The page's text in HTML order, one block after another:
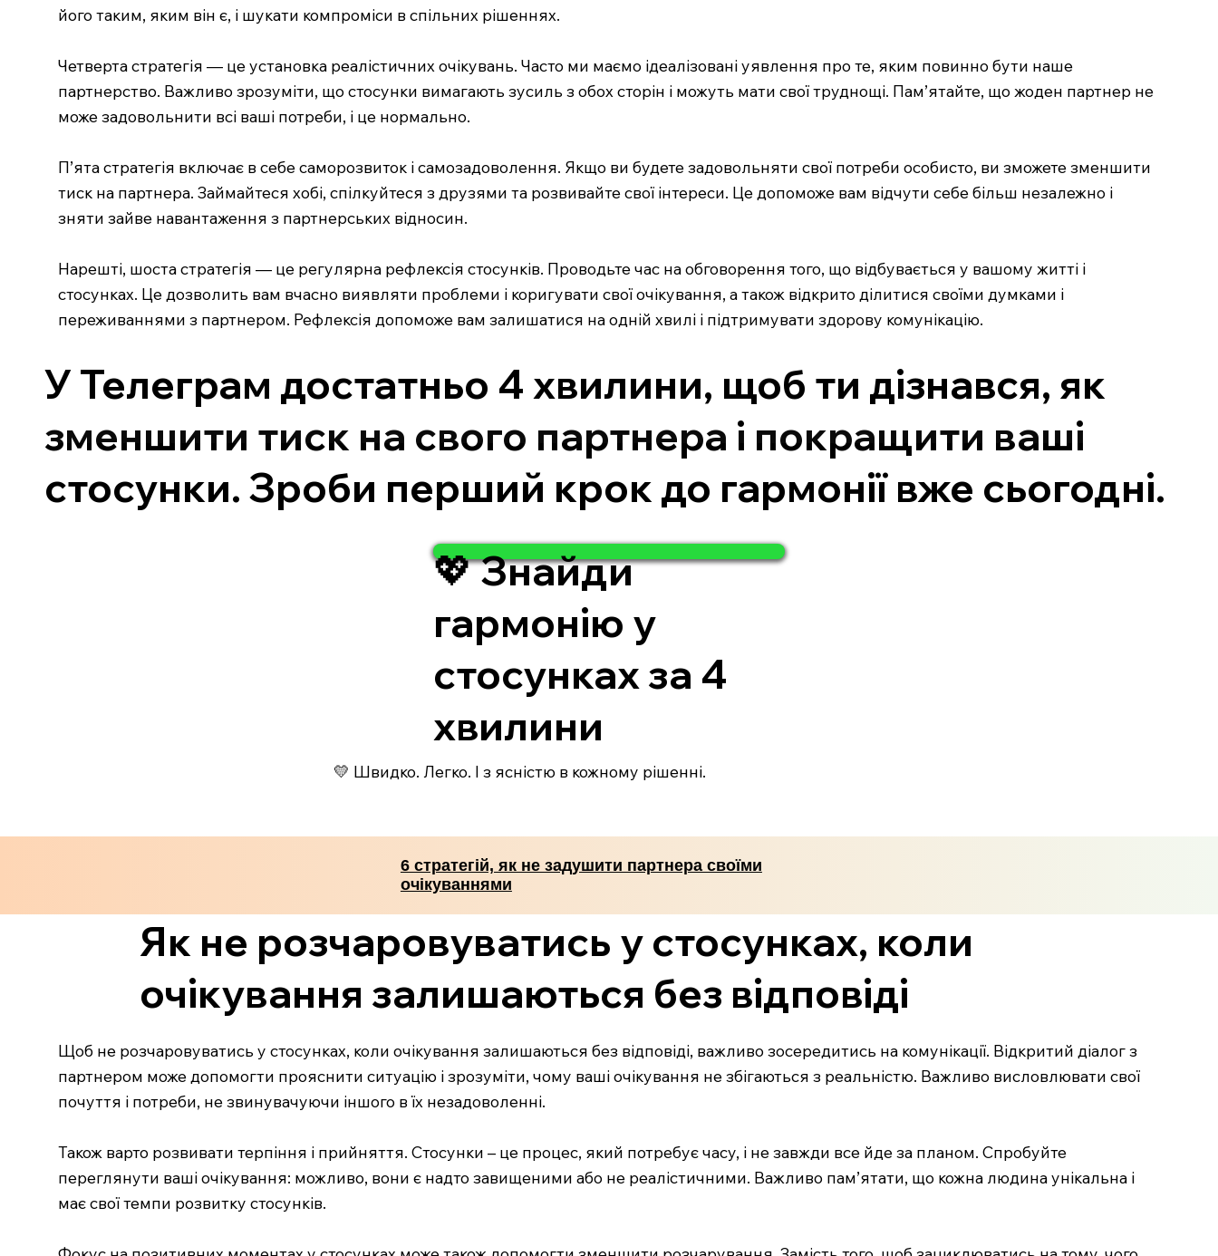
його таким, яким він є, і шукати компроміси в спільних рішеннях.
Четверта стратегія — це установка реалістичних очікувань. Часто ми маємо ідеалізовані уявлення про те, яким повинно бути наше
партнерство. Важливо зрозуміти, що стосунки вимагають зусиль з обох сторін і можуть мати свої труднощі. Пам’ятайте, що жоден партнер не
може задовольнити всі ваші потреби, і це нормально.
П’ята стратегія включає в себе саморозвиток і самозадоволення. Якщо ви будете задовольняти свої потреби особисто, ви зможете зменшити
тиск на партнера. Займайтеся хобі, спілкуйтеся з друзями та розвивайте свої інтереси. Це допоможе вам відчути себе більш незалежно і
зняти зайве навантаження з партнерських відносин.
Нарешті, шоста стратегія — це регулярна рефлексія стосунків. Проводьте час на обговорення того, що відбувається у вашому житті і
стосунках. Це дозволить вам вчасно виявляти проблеми і коригувати свої очікування, а також відкрито ділитися своїми думками і
переживаннями з партнером. Рефлексія допоможе вам залишатися на одній хвилі і підтримувати здорову комунікацію.
У Телеграм достатньо 4 хвилини, щоб ти дізнався, як
зменшити тиск на свого партнера і покращити ваші
стосунки. Зроби перший крок до гармонії вже сьогодні.
💖 Знайди
гармонію у
стосунках за 4
хвилини
💛 Швидко. Легко. І з ясністю в кожному рішенні.
6 стратегій, як не задушити партнера своїми
очікуваннями
Як не розчаровуватись у стосунках, коли
очікування залишаються без відповіді
Щоб не розчаровуватись у стосунках, коли очікування залишаються без відповіді, важливо зосередитись на комунікації. Відкритий діалог з
партнером може допомогти прояснити ситуацію і зрозуміти, чому ваші очікування не збігаються з реальністю. Важливо висловлювати свої
почуття і потреби, не звинувачуючи іншого в їх незадоволенні.
Також варто розвивати терпіння і прийняття. Стосунки – це процес, який потребує часу, і не завжди все йде за планом. Спробуйте
переглянути ваші очікування: можливо, вони є надто завищеними або не реалістичними. Важливо пам’ятати, що кожна людина унікальна і
має свої темпи розвитку стосунків.